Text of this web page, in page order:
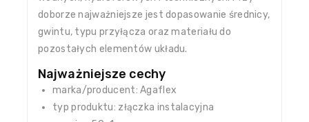
doborze najważniejsze jest dopasowanie średnicy,
gwintu, typu przyłącza oraz materiału do
pozostałych elementów układu.
Najważniejsze cechy
marka/producent: Agaflex
typ produktu: złączka instalacyjna